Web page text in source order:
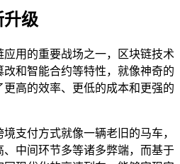
升级
用的重要战场之一，区块链技术
和智能合约等特性，就像神奇的
高的效率、更低的成本和更强的
支付方式就像一辆老旧的马车，
中间环节多等诸多弊端，而基于